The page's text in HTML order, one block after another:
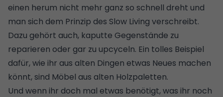
einen herum nicht mehr ganz so schnell dreht und
man sich dem Prinzip des Slow Living verschreibt.
Dazu gehört auch, kaputte Gegenstände zu
reparieren oder gar zu upcyceln. Ein tolles Beispiel
dafür, wie ihr aus alten Dingen etwas Neues machen
könnt, sind Möbel aus alten Holzpaletten.
Und wenn ihr doch mal etwas benötigt, was ihr noch